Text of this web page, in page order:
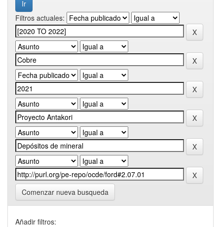
Filtros actuales:
Comenzar nueva busqueda
Añadir filtros: